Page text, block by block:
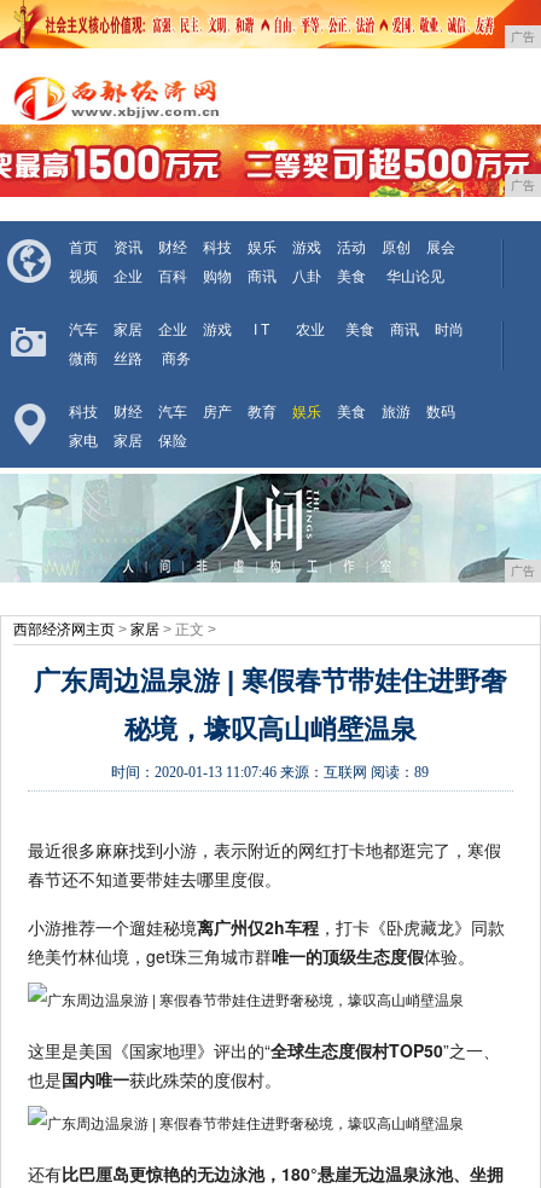
广告
广告
首页 资讯 财经 科技 娱乐 游戏 活动 原创
展会
视频
企业 百科 购物 商讯 八卦 美食 华山论见
汽车 家居 企业 游戏 I T 农业 美食 商讯
时尚
微商
丝路 商务
科技 财经 汽车 房产 教育 娱乐 美食 旅游
数码
家电
家居 保险
广告
西部经济网主页 > 家居 > 正文 >
广东周边温泉游 | 寒假春节带娃住进野奢
秘境，壕叹高山峭壁温泉
时间：2020-01-13 11:07:46 来源：互联网 阅读：89
最近很多麻麻找到小游，表示附近的网红打卡地都逛完了，寒假
春节还不知道要带娃去哪里度假。
小游推荐一个遛娃秘境离广州仅2h车程 ，打卡《卧虎藏龙》同款
绝美竹林仙境，get珠三角城市群唯一的顶级生态度假体验。
这里是美国《国家地理》评出的“全球生态度假村TOP50”之一、
也是国内唯一获此殊荣的度假村。
还有比巴厘岛更惊艳的无边泳池，180°悬崖无边温泉泳池、坐拥